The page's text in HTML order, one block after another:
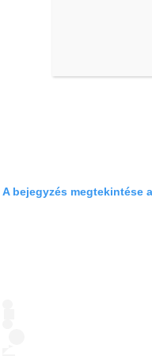
A bejegyzés megtekintése